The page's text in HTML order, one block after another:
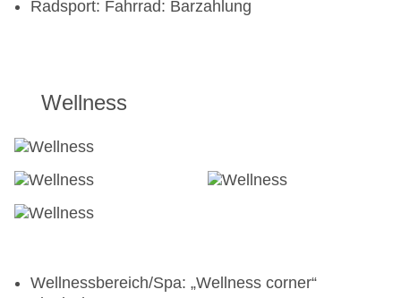
Radsport: Fahrrad: Barzahlung
Wellness
Wellnessbereich/Spa: „Wellness corner“